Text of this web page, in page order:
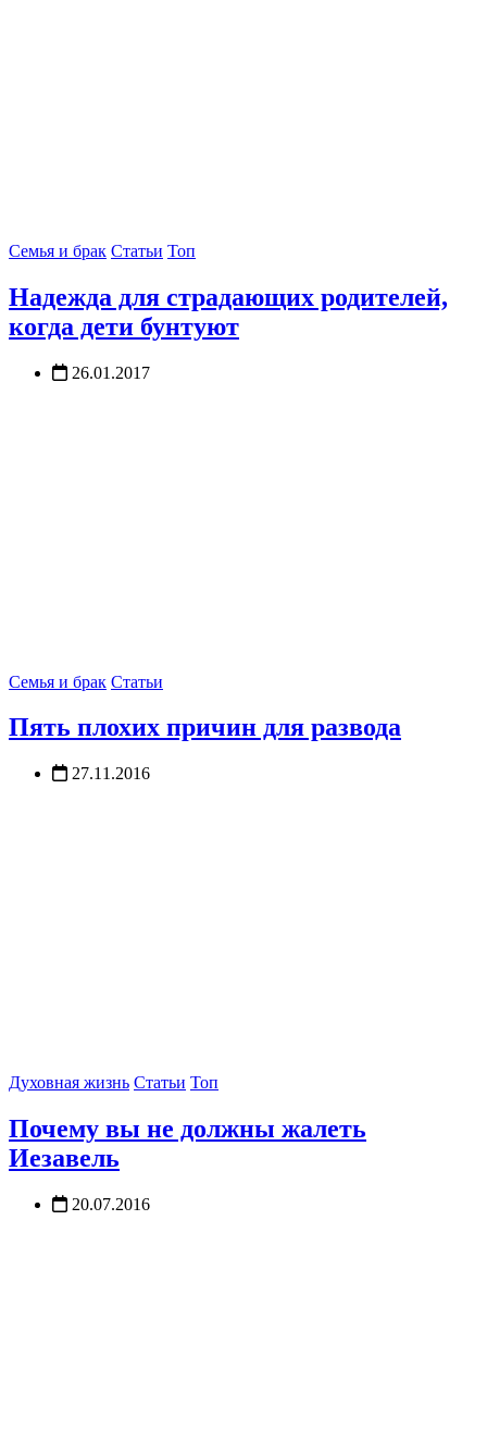
Семья и брак Статьи Топ
Надежда для страдающих родителей,
когда дети бунтуют
26.01.2017
Семья и брак Статьи
Пять плохих причин для развода
27.11.2016
Духовная жизнь Статьи Топ
Почему вы не должны жалеть
Иезавель
20.07.2016